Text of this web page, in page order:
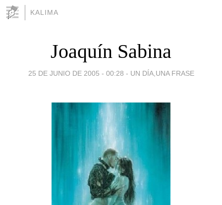
KALIMA
Joaquín Sabina
25 DE JUNIO DE 2005 - 00:28 - UN DÍA,UNA FRASE